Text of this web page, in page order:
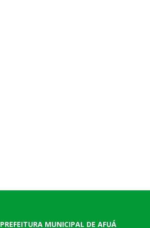
PREFEITURA MUNICIPAL DE AFUÁ